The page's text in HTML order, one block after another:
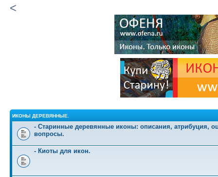
<
ИКОНЫ ДЕРЕВЯННЫЕ.
- Старинные деревянные иконы: описания, атрибуция,
вопросы.
- Киоты для икон.